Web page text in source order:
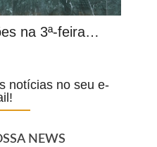
na 3ª-feira…
notícias no seu e-
NEWS